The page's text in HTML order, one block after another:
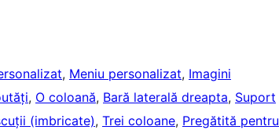
, Meniu personalizat, Imagini
, O coloană, Bară laterală dreapta, Suport
(imbricate), Trei coloane, Pregătită pentru